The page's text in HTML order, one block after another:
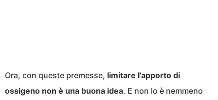
Ora, con queste premesse, limitare l’apporto di
ossigeno non è una buona idea. E non lo è nemmeno